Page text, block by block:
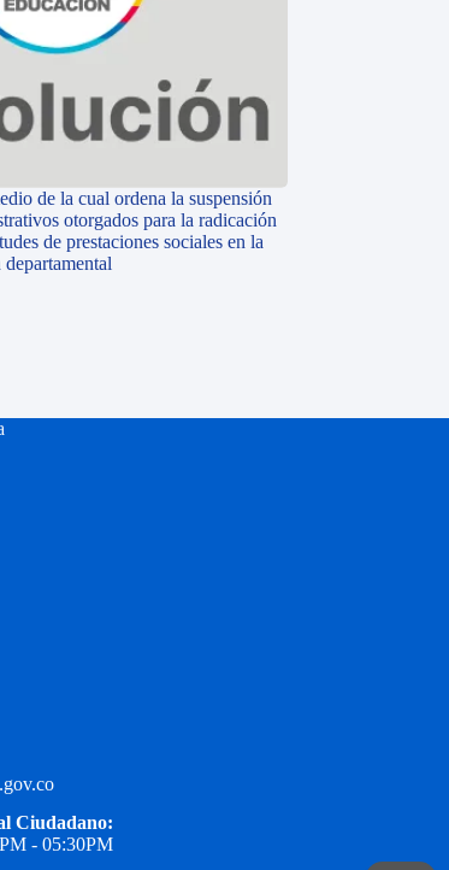
de la cual ordena la suspensión
otorgados para la radicación
de prestaciones sociales en la
Ciudadano:
- 05:30PM